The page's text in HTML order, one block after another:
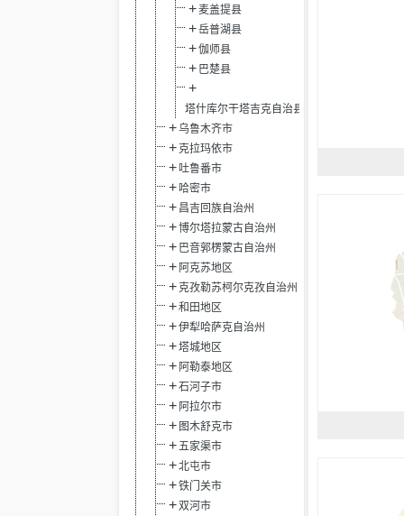
麦盖提县
岳普湖县
伽师县
巴楚县
塔什库尔干塔吉克自治县
乌鲁木齐市
克拉玛依市
吐鲁番市
哈密市
昌吉回族自治州
博尔塔拉蒙古自治州
巴音郭楞蒙古自治州
阿克苏地区
克孜勒苏柯尔克孜自治州
和田地区
伊犁哈萨克自治州
塔城地区
阿勒泰地区
石河子市
阿拉尔市
图木舒克市
五家渠市
北屯市
铁门关市
双河市